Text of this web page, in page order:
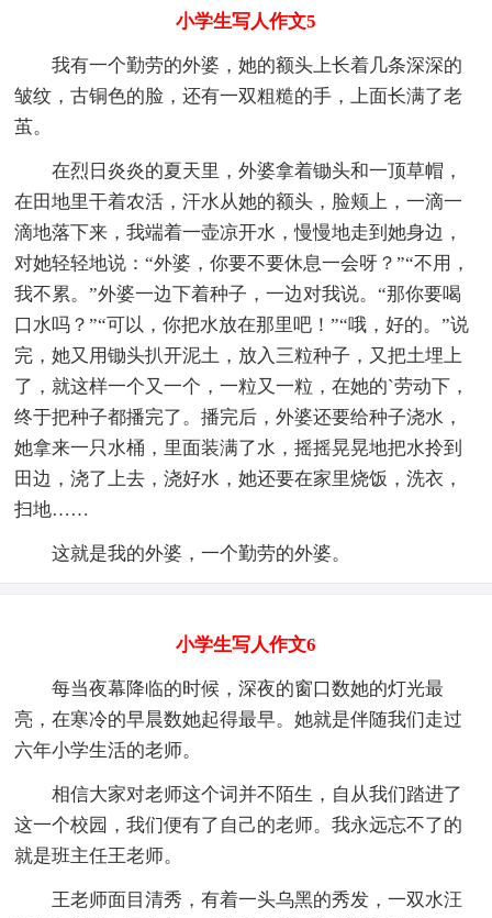
小学生写人作文5
我有一个勤劳的外婆，她的额头上长着几条深深的
皱纹，古铜色的脸，还有一双粗糙的手，上面长满了老
茧。
在烈日炎炎的夏天里，外婆拿着锄头和一顶草帽，
在田地里干着农活，汗水从她的额头，脸颊上，一滴一
滴地落下来，我端着一壶凉开水，慢慢地走到她身边，
对她轻轻地说：“外婆，你要不要休息一会呀？”“不用，
我不累。”外婆一边下着种子，一边对我说。“那你要喝
口水吗？”“可以，你把水放在那里吧！”“哦，好的。”说
完，她又用锄头扒开泥土，放入三粒种子，又把土埋上
了，就这样一个又一个，一粒又一粒，在她的`劳动下，
终于把种子都播完了。播完后，外婆还要给种子浇水，
她拿来一只水桶，里面装满了水，摇摇晃晃地把水拎到
田边，浇了上去，浇好水，她还要在家里烧饭，洗衣，
扫地……
这就是我的外婆，一个勤劳的外婆。
小学生写人作文6
每当夜幕降临的时候，深夜的窗口数她的灯光最
亮，在寒冷的早晨数她起得最早。她就是伴随我们走过
六年小学生活的老师。
相信大家对老师这个词并不陌生，自从我们踏进了
这一个校园，我们便有了自己的老师。我永远忘不了的
就是班主任王老师。
王老师面目清秀，有着一头乌黑的秀发，一双水汪